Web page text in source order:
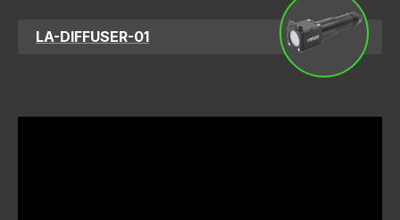
LA-DIFFUSER-01